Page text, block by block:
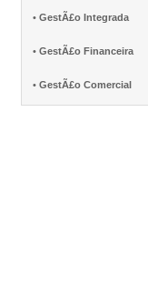
• GestÃ£o Integrada
• GestÃ£o Financeira
• GestÃ£o Comercial